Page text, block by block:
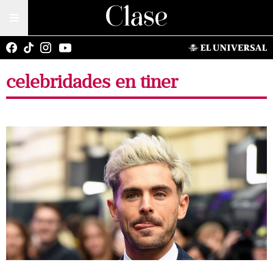
celebridades en tiner